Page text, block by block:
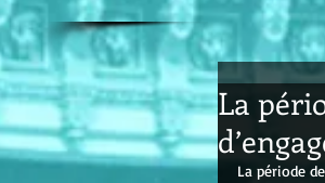
La
La période